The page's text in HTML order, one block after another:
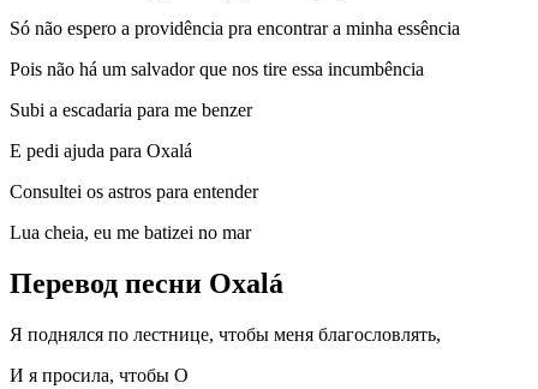
Só não espero a providência pra encontrar a minha essência
Pois não há um salvador que nos tire essa incumbência
Subi a escadaria para me benzer
E pedi ajuda para Oxalá
Consultei os astros para entender
Lua cheia, eu me batizei no mar
Перевод песни Oxalá
Я поднялся по лестнице, чтобы меня благословлять,
И я просила, чтобы О